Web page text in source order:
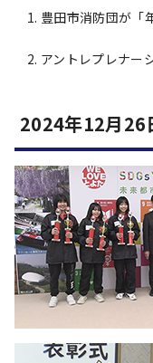
豊田市消防団が「
アントレプレナー
2024年12月26